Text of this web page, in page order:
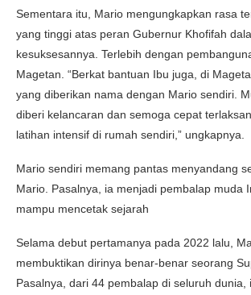
Sementara itu, Mario mengungkapkan rasa
yang tinggi atas peran Gubernur Khofifah
kesuksesannya. Terlebih dengan
Magetan. “Berkat bantuan Ibu juga, di
yang diberikan nama dengan Mario sendiri.
diberi kelancaran dan semoga cepat
latihan intensif di rumah sendiri,” ungkapnya.
Mario sendiri memang pantas menyandang
Mario. Pasalnya, ia menjadi pembalap muda
mampu mencetak sejarah
Selama debut pertamanya pada 2022 lalu,
membuktikan dirinya benar-benar seorang
Pasalnya, dari 44 pembalap di seluruh dunia,